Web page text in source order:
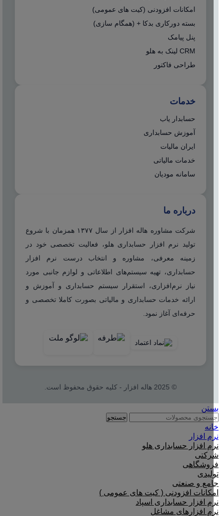
امکانات افزودنی (کیت های عمومی)
بسته دورکاری بدکا + (همگام سازی)
پنل پیامک
CRM لینک به هلو
طراحی فاکتور
خدمات
حسابدار یاب
آموزش حسابداری
ایران مالیات
خدمات مالیاتی
سامانه مودیان
درباره ما
شرکت مشاوره هاله افزار از سال ۱۳۷۷ همزمان با شروع
تولید نرم افزار حسابداری هلو، فعالیت تخصصی خود در
زمینه معرفی، مشاوره و انتخاب درست نرم افزار
حسابداری، تهیه سیستم‌های اطلاعاتی و لوازم جانبی مورد
نیاز نرم‌افزاری، استقرار سیستم حسابداری و آموزش و
ارائه خدمات حسابداری و مالیاتی بصورت کاملا تخصصی و
حرفه‌ای آغاز نمود.
© 2025 هاله افزار - کلیه حقوق محفوظ است.
بستن
جستجو
خانه
نرم افزار
نرم افزار حسابداری هلو
شرکتی
فروشگاهی
تولیدی
جامع و صنعتی
امکانات افزودنی ( کیت های عمومی )
نرم افزار حسابداری اسپاد
نرم افزارهای مشاغل